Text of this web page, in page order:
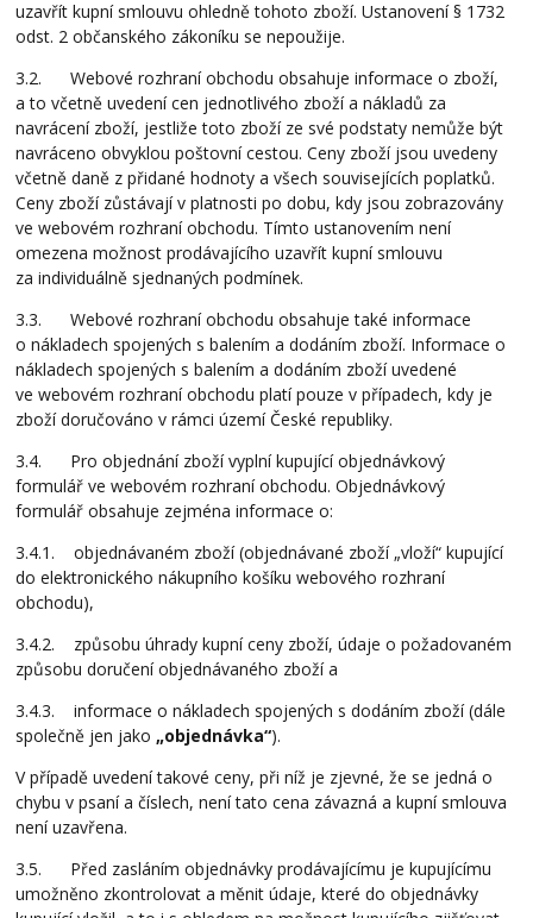
uzavřít kupní smlouvu ohledně tohoto zboží. Ustanovení § 1732
odst. 2 občanského zákoníku se nepoužije.
3.2. Webové rozhraní obchodu obsahuje informace o zboží,
a to včetně uvedení cen jednotlivého zboží a nákladů za
navrácení zboží, jestliže toto zboží ze své podstaty nemůže být
navráceno obvyklou poštovní cestou. Ceny zboží jsou uvedeny
včetně daně z přidané hodnoty a všech souvisejících poplatků.
Ceny zboží zůstávají v platnosti po dobu, kdy jsou zobrazovány
ve webovém rozhraní obchodu. Tímto ustanovením není
omezena možnost prodávajícího uzavřít kupní smlouvu
za individuálně sjednaných podmínek.
3.3. Webové rozhraní obchodu obsahuje také informace
o nákladech spojených s balením a dodáním zboží. Informace o
nákladech spojených s balením a dodáním zboží uvedené
ve webovém rozhraní obchodu platí pouze v případech, kdy je
zboží doručováno v rámci území České republiky.
3.4. Pro objednání zboží vyplní kupující objednávkový
formulář ve webovém rozhraní obchodu. Objednávkový
formulář obsahuje zejména informace o:
3.4.1. objednávaném zboží (objednávané zboží „vloží“ kupující
do elektronického nákupního košíku webového rozhraní
obchodu),
3.4.2. způsobu úhrady kupní ceny zboží, údaje o požadovaném
způsobu doručení objednávaného zboží a
3.4.3. informace o nákladech spojených s dodáním zboží (dále
společně jen jako„objednávka“).
V případě uvedení takové ceny, při níž je zjevné, že se jedná o
chybu v psaní a číslech, není tato cena závazná a kupní smlouva
není uzavřena.
3.5. Před zasláním objednávky prodávajícímu je kupujícímu
umožněno zkontrolovat a měnit údaje, které do objednávky